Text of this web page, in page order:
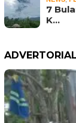
7
K…
ADVERTORIAL